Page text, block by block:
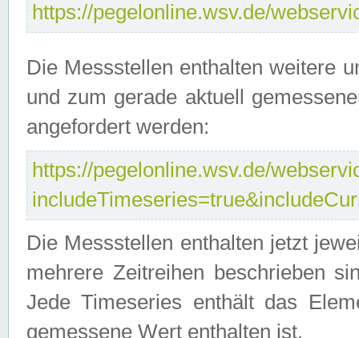
https://pegelonline.wsv.de/
Die Messstellen enthalten weitere
und zum gerade aktuell
angefordert werden:
https://pegelonline.wsv.de/
Die Messstellen enthalten jetzt
mehrere Zeitreihen beschrieben
Jede Timeseries enthält das
gemessene Wert enthalten ist.